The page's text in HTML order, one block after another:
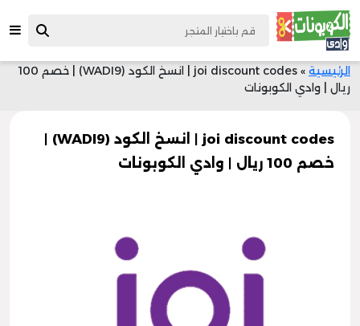
الرئيسية »
joi discount codes | انسخ الكود (WADI9) | خصم 100
ريال | وادي الكوبونات
joi discount codes | انسخ الكود (WADI9) |
خصم 100 ريال | وادي الكوبونات